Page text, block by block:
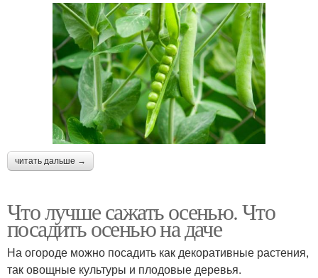
читать дальше →
Что лучше сажать осенью. Что
посадить осенью на даче
На огороде можно посадить как декоративные растения,
так овощные культуры и плодовые деревья.